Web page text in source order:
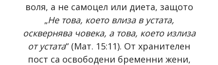
воля, а не самоцел или диета, защото
„Не това, което влиза в устата,
осквернява човека, а това, което излиза
от устата“ (Мат. 15:11). От хранителен
пост са освободени бременни жени,